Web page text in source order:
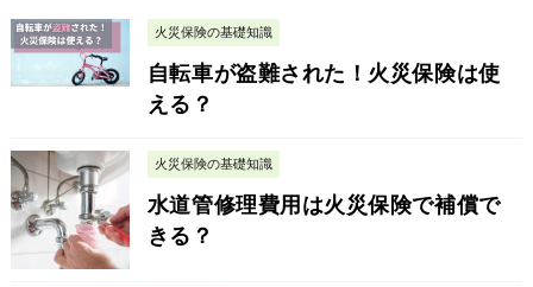
火災保険の基礎知識
自転車が盗難された！火災保険は使
える？
火災保険の基礎知識
水道管修理費用は火災保険で補償で
きる？